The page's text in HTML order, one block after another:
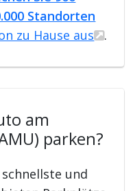
Standorten
zu Hause aus
.
am
parken?
und